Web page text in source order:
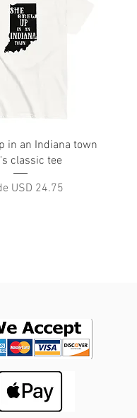
rápida
in an Indiana town
classic tee
USD 24.75
de oferta